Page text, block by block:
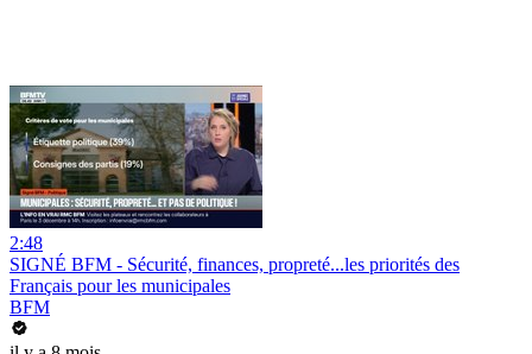
2:48
SIGNÉ BFM - Sécurité, finances, propreté...les priorités des
Français pour les municipales
BFM